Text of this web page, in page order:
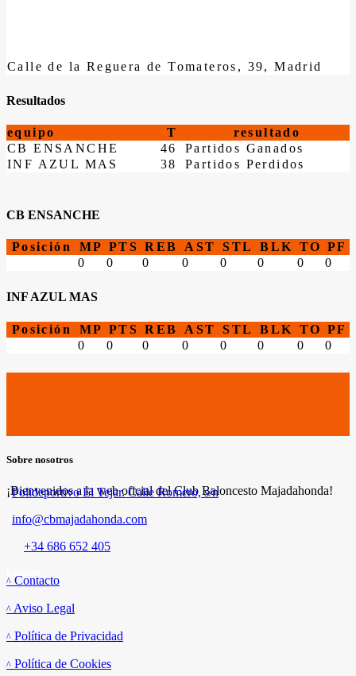
Calle de la Reguera de Tomateros, 39, Madrid
Resultados
equipo T
resultado
CB ENSANCHE
46
Partidos Ganados
INF AZUL MAS
38 Partidos Perdidos
CB ENSANCHE
Posición MP PTS REB AST STL BLK TO PF
0
0 0 0 0 0 0 0
INF AZUL MAS
Posición MP PTS REB AST STL BLK TO PF
0
0 0 0 0 0 0 0
Sobre nosotros
¡Bienvenidos a la web oficial del Club Baloncesto Majadahonda!
Polideportivo El Tejar. Calle Romero, s/n
info@cbmajadahonda.com
+34 686 652 405
Contacto
Aviso Legal
Política de Privacidad
Política de Cookies